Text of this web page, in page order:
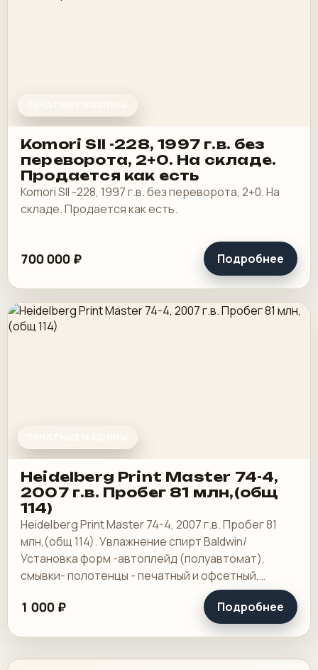
Komori SII -228, 1997 г.в. без
переворота, 2+0. На складе.
Продается как есть
Komori SII -228, 1997 г.в. без переворота, 2+0. На
складе. Продается как есть.
700 000 ₽ Подробнее
Heidelberg Print Master 74-4,
2007 г.в. Пробег 81 млн,(общ
114)
Heidelberg Print Master 74-4, 2007 г.в. Пробег 81
млн,(общ 114). Увлажнение спирт Baldwin/
Установка форм -автоплейд (полуавтомат),
смывки- полотенцы - печатный и офсетный,
выносной пульт ClassicCenter -PM74 - краски и.
1 000 ₽ Подробнее